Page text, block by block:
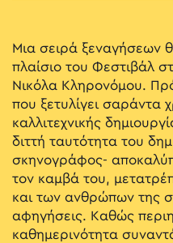
Μια σειρά ξεναγήσεων
πλαίσιο του Φεστιβάλ
Νικόλα Κληρονόμου.
που ξετυλίγει σαράντα
καλλιτεχνικής
διττή ταυτότητα του
σκηνογράφος-
τον καμβά του,
και των ανθρώπων της
αφηγήσεις. Καθώς
καθημερινότητα